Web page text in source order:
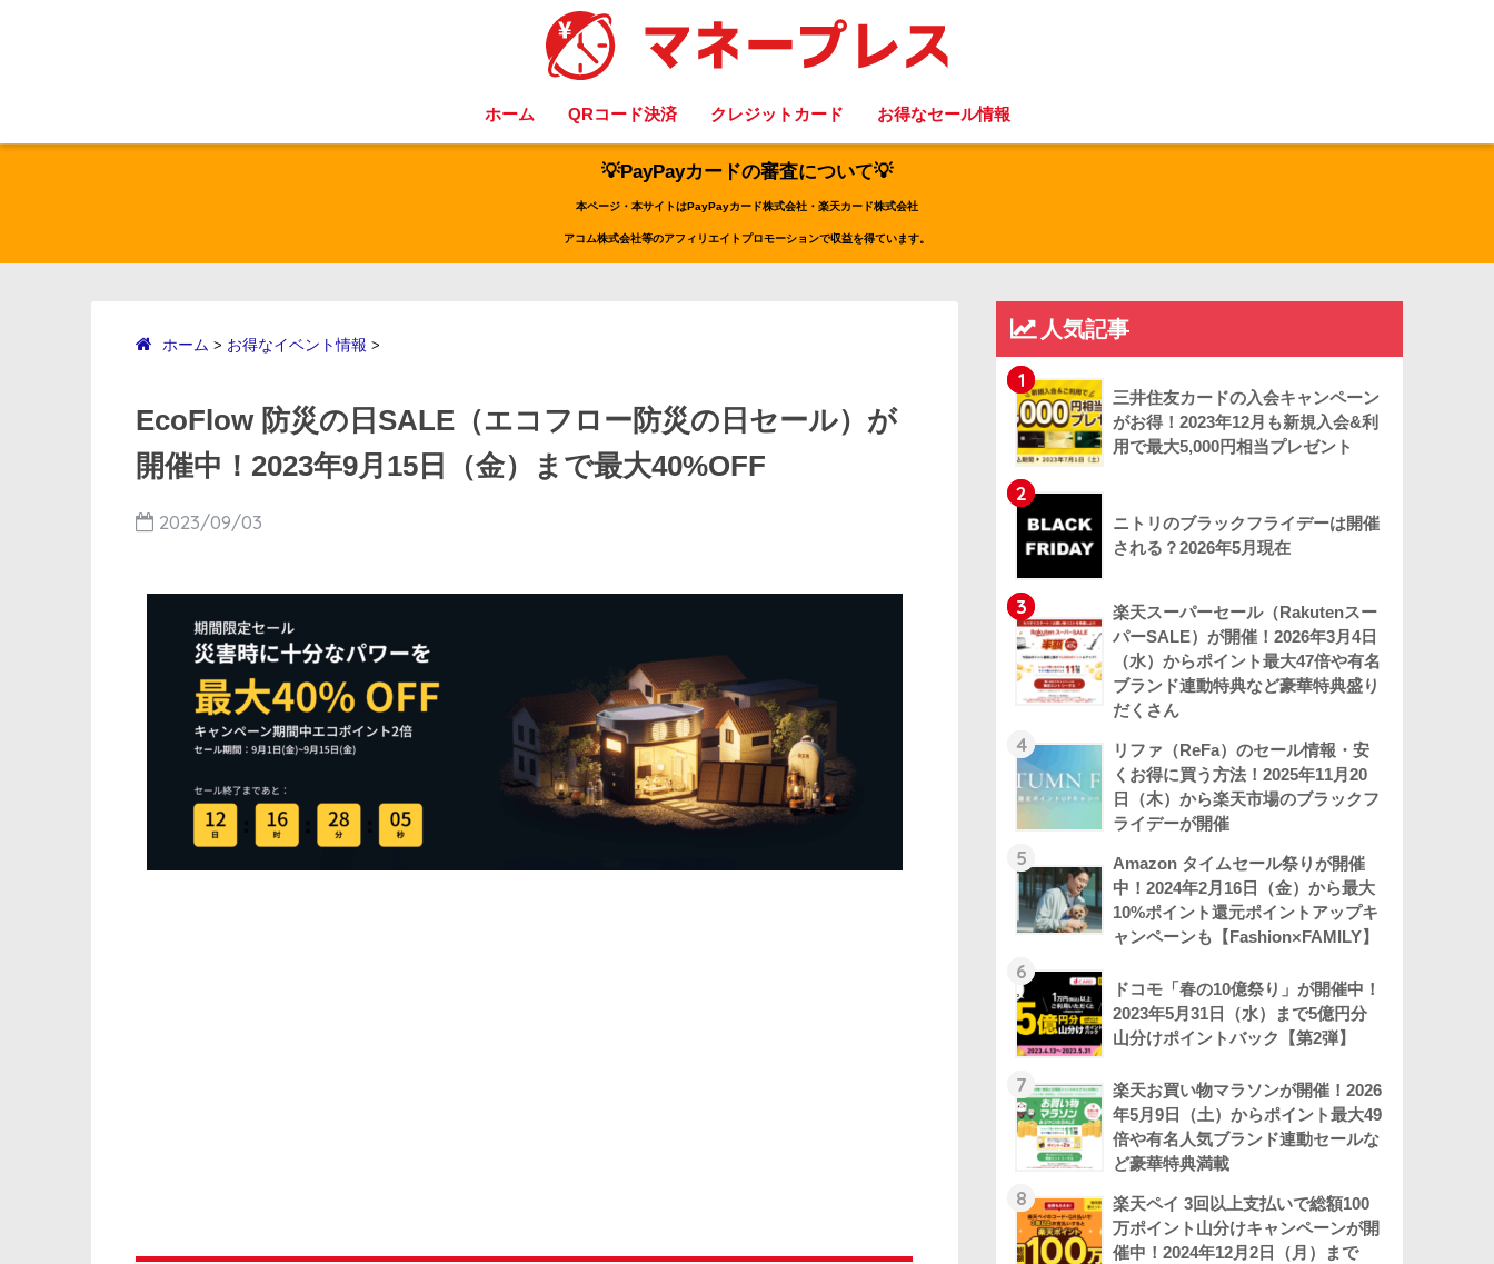
ホーム QRコード決済 クレジットカード お得なセール情報
💡PayPayカードの審査について💡
本ページ・本サイトはPayPayカード株式会社・楽天カード株式会社
アコム株式会社等のアフィリエイトプロモーションで収益を得ています。
ホーム > お得なイベント情報 >
EcoFlow 防災の日SALE（エコフロー防災の日セール）が
開催中！2023年9月15日（金）まで最大40%OFF
2023/09/03
人気記事
1
三井住友カードの入会キャンペーン
がお得！2023年12月も新規入会&利
用で最大5,000円相当プレゼント
2
ニトリのブラックフライデーは開催
される？2026年5月現在
3
楽天スーパーセール（Rakutenスー
パーSALE）が開催！2026年3月4日
（水）からポイント最大47倍や有名
ブランド連動特典など豪華特典盛り
だくさん
4
リファ（ReFa）のセール情報・安
くお得に買う方法！2025年11月20
日（木）から楽天市場のブラックフ
ライデーが開催
5
Amazon タイムセール祭りが開催
中！2024年2月16日（金）から最大
10%ポイント還元ポイントアップキ
ャンペーンも【Fashion×FAMILY】
6
ドコモ「春の10億祭り」が開催中！
2023年5月31日（水）まで5億円分
山分けポイントバック【第2弾】
7
楽天お買い物マラソンが開催！2026
年5月9日（土）からポイント最大49
倍や有名人気ブランド連動セールな
ど豪華特典満載
8
楽天ペイ 3回以上支払いで総額100
万ポイント山分けキャンペーンが開
催中！2024年12月2日（月）まで